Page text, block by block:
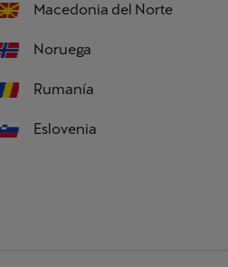
Macedonia del Norte
Noruega
Rumanía
Eslovenia